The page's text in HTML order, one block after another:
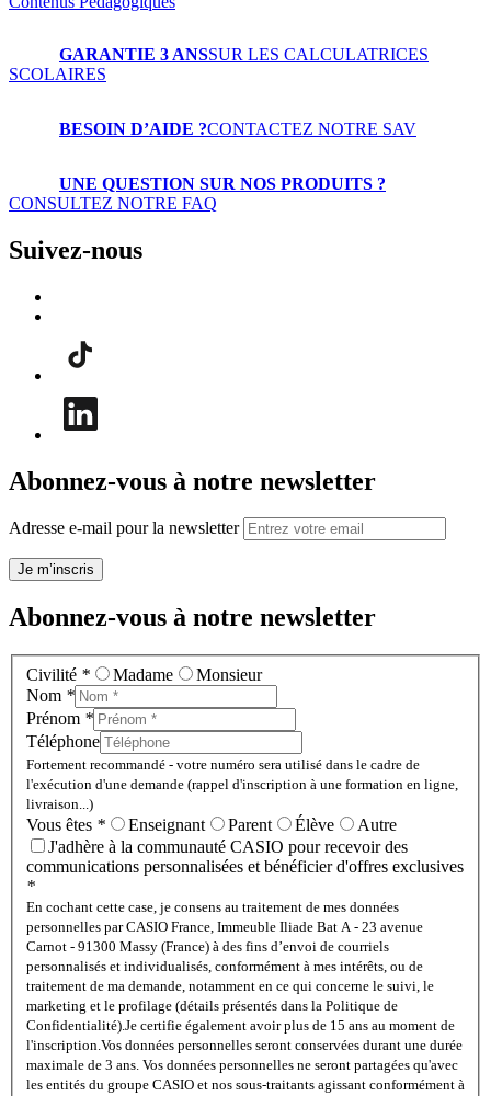
GARANTIE 3 ANSSUR LES CALCULATRICES
SCOLAIRES
BESOIN D’AIDE ?CONTACTEZ NOTRE SAV
UNE QUESTION SUR NOS PRODUITS ?
CONSULTEZ NOTRE FAQ
Suivez-nous
Abonnez-vous à notre newsletter
Adresse e-mail pour la newsletter
Je m’inscris
Abonnez-vous à notre newsletter
Civilité * Madame
Monsieur
Nom *
Prénom *
Téléphone
Fortement recommandé - votre numéro sera utilisé dans le cadre de
l'exécution d'une demande (rappel d'inscription à une formation en ligne,
livraison...)
Vous êtes * Enseignant Parent Élève
Autre
J'adhère à la communauté CASIO pour recevoir des
communications personnalisées et bénéficier d'offres exclusives
*
En cochant cette case, je consens au traitement de mes données
personnelles par CASIO France, Immeuble Iliade Bat A - 23 avenue
Carnot - 91300 Massy (France) à des fins d’envoi de courriels
personnalisés et individualisés, conformément à mes intérêts, ou de
traitement de ma demande, notamment en ce qui concerne le suivi, le
marketing et le profilage (détails présentés dans la Politique de
Confidentialité). Je certifie également avoir plus de 15 ans au moment de
l'inscription. Vos données personnelles seront conservées durant une durée
maximale de 3 ans. Vos données personnelles ne seront partagées qu'avec
les entités du groupe CASIO et nos sous-traitants agissant conformément à